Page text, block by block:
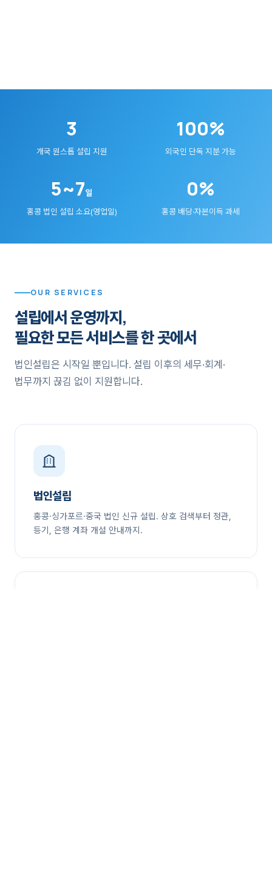
3
개국 원스톱 설립 지원
100%
외국인 단독 지분 가능
5~7일
홍콩 법인 설립 소요(영업일)
0%
홍콩 배당·자본이득 과세
OUR SERVICES
설립에서 운영까지,
필요한 모든 서비스를 한 곳에서
법인설립은 시작일 뿐입니다. 설립 이후의 세무·회계·
법무까지 끊김 없이 지원합니다.
법인설립
홍콩·싱가포르·중국 법인 신규 설립. 상호 검색부터 정관,
등기, 은행 계좌 개설 안내까지.